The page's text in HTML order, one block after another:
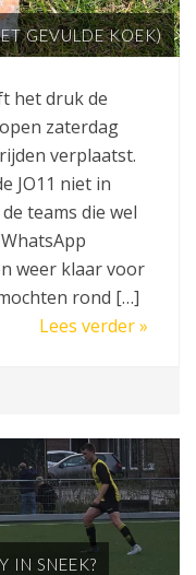
GEVULDE KOEK)
het druk de
zaterdag
verplaatst.
JO11 niet in
teams die wel
weer klaar voor
rond […]
Lees verder »
IN SNEEK?